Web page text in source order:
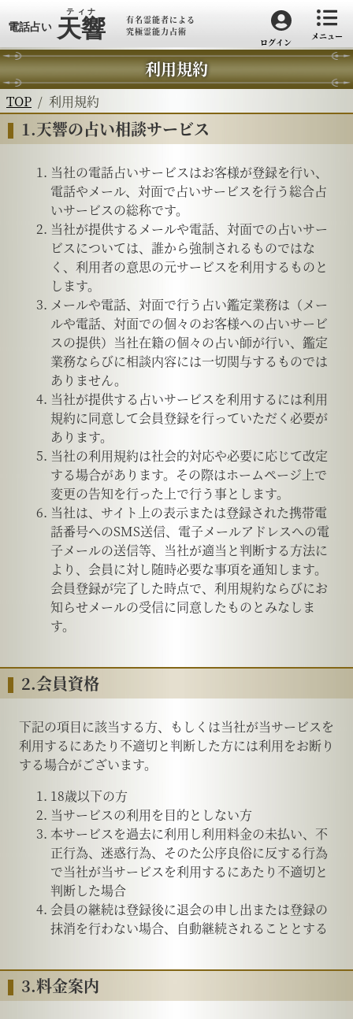
メニュー
有名霊能者による
究極霊能力占術
ログイン
利用規約
TOP 利用規約
1.天響の占い相談サービス
当社の電話占いサービスはお客様が登録を行い、
電話やメール、対面で占いサービスを行う総合占
いサービスの総称です。
当社が提供するメールや電話、対面での占いサー
ビスについては、誰から強制されるものではな
く、利用者の意思の元サービスを利用するものと
します。
メールや電話、対面で行う占い鑑定業務は（メー
ルや電話、対面での個々のお客様への占いサービ
スの提供）当社在籍の個々の占い師が行い、鑑定
業務ならびに相談内容には一切関与するものでは
ありません。
当社が提供する占いサービスを利用するには利用
規約に同意して会員登録を行っていただく必要が
あります。
当社の利用規約は社会的対応や必要に応じて改定
する場合があります。その際はホームページ上で
変更の告知を行った上で行う事とします。
当社は、サイト上の表示または登録された携帯電
話番号へのSMS送信、電子メールアドレスへの電
子メールの送信等、当社が適当と判断する方法に
より、会員に対し随時必要な事項を通知します。
会員登録が完了した時点で、利用規約ならびにお
知らせメールの受信に同意したものとみなしま
す。
2.会員資格
下記の項目に該当する方、もしくは当社が当サービスを
利用するにあたり不適切と判断した方には利用をお断り
する場合がございます。
18歳以下の方
当サービスの利用を目的としない方
本サービスを過去に利用し利用料金の未払い、不
正行為、迷惑行為、そのた公序良俗に反する行為
で当社が当サービスを利用するにあたり不適切と
判断した場合
会員の継続は登録後に退会の申し出または登録の
抹消を行わない場合、自動継続されることとする
3.料金案内